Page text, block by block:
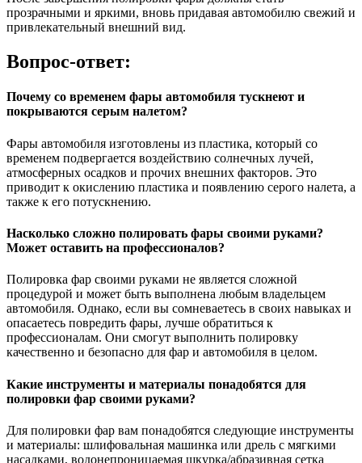
прозрачными и яркими, вновь придавая автомобилю свежий и
привлекательный внешний вид.
Вопрос-ответ:
Почему со временем фары автомобиля тускнеют и
покрываются серым налетом?
Фары автомобиля изготовлены из пластика, который со
временем подвергается воздействию солнечных лучей,
атмосферных осадков и прочих внешних факторов. Это
приводит к окислению пластика и появлению серого налета, а
также к его потускнению.
Насколько сложно полировать фары своими руками?
Может оставить на профессионалов?
Полировка фар своими руками не является сложной
процедурой и может быть выполнена любым владельцем
автомобиля. Однако, если вы сомневаетесь в своих навыках и
опасаетесь повредить фары, лучше обратиться к
профессионалам. Они смогут выполнить полировку
качественно и безопасно для фар и автомобиля в целом.
Какие инструменты и материалы понадобятся для
полировки фар своими руками?
Для полировки фар вам понадобятся следующие инструменты
и материалы: шлифовальная машинка или дрель с мягкими
насадками, водонепроницаемая шкурка/абразивная сетка